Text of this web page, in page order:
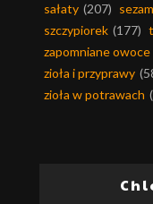
sałaty (207) sezam
szczypiorek (177)
zapomniane owoce
zioła i przyprawy
zioła w potrawach